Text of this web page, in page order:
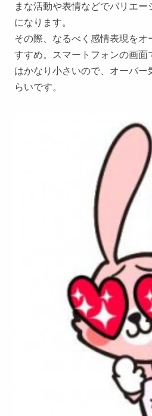
まな活動や表情などでバリエー
になります。
その際、なるべく感情表現をオ
すすめ。スマートフォンの画面
はかなり小さいので、オーバー
らいです。